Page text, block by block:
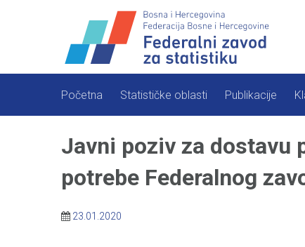
Početna Statističke oblasti Publikacije
Javni poziv za dostavu
potrebe Federalnog
23.01.2020